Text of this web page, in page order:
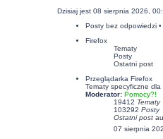
Dzisiaj jest 08 sierpnia 2026,
Posty bez odpowiedzi•
Firefox
Tematy
Posty
Ostatni post
Przeglądarka Firefox
Tematy specyficzne
Moderator: Pomocy?!
19412 Tematy
103292 Posty
Ostatni post
07 sierpnia